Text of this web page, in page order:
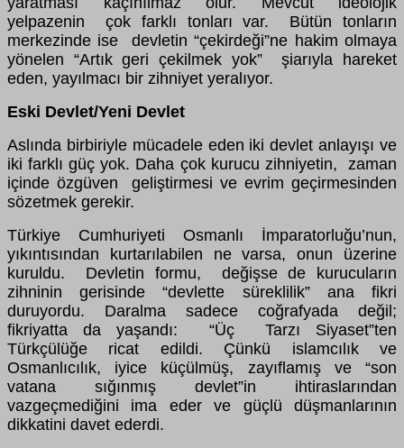
yelpazenin çok farklı tonları var. Bütün tonların
merkezinde ise devletin “çekirdeği”ne hakim olmaya
yönelen “Artık geri çekilmek yok” şiarıyla hareket
eden, yayılmacı bir zihniyet yeralıyor.
Eski Devlet/Yeni Devlet
Aslında birbiriyle mücadele eden iki devlet anlayışı ve
iki farklı güç yok. Daha çok kurucu zihniyetin, zaman
içinde özgüven geliştirmesi ve evrim geçirmesinden
sözetmek gerekir.
Türkiye Cumhuriyeti Osmanlı İmparatorluğu’nun,
yıkıntısından kurtarılabilen ne varsa, onun üzerine
kuruldu. Devletin formu, değişse de kurucuların
zihninin gerisinde “devlette süreklilik” ana fikri
duruyordu. Daralma sadece coğrafyada değil;
fikriyatta da yaşandı: “Üç Tarzı Siyaset”ten
Türkçülüğe ricat edildi. Çünkü islamcılık ve
Osmanlıcılık, iyice küçülmüş, zayıflamış ve “son
vatana sığınmış devlet”in ihtiraslarından
vazgeçmediğini ima eder ve güçlü düşmanlarının
dikkatini davet ederdi.